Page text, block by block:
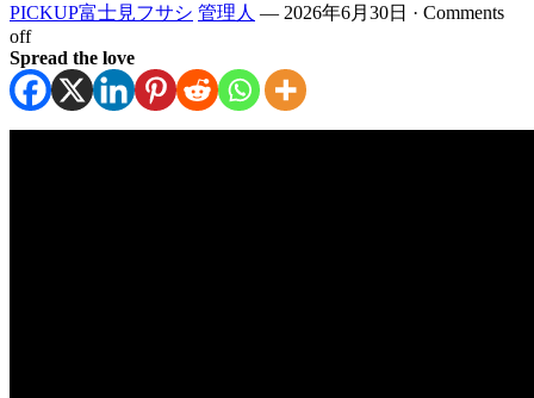
PICKUP富士見フサシ 管理人 — 2026年6月30日 · Comments
off
Spread the love